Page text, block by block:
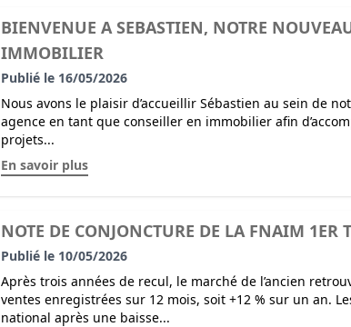
BIENVENUE A SEBASTIEN, NOTRE
IMMOBILIER
Publié le 16/05/2026
Nous avons le plaisir d’accueillir Sébastien au sein de
agence en tant que conseiller en immobilier afin
projets...
En savoir plus
NOTE DE CONJONCTURE DE LA FNAIM 1ER
Publié le 10/05/2026
Après trois années de recul, le marché de l’ancien
ventes enregistrées sur 12 mois, soit +12 % sur un an.
national après une baisse...